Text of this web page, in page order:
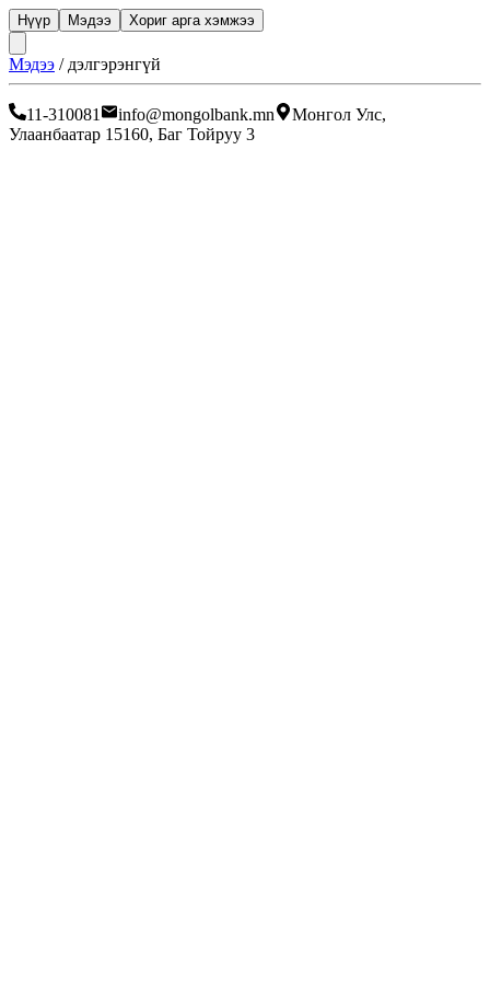
Нүүр Мэдээ Хориг арга хэмжээ
Мэдээ / дэлгэрэнгүй
11-310081 info@mongolbank.mn
Монгол Улс,
Улаанбаатар 15160, Баг Тойруу 3